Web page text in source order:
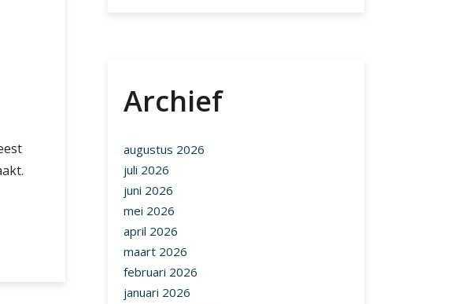
Archief
augustus 2026
juli 2026
juni 2026
mei 2026
april 2026
maart 2026
februari 2026
januari 2026